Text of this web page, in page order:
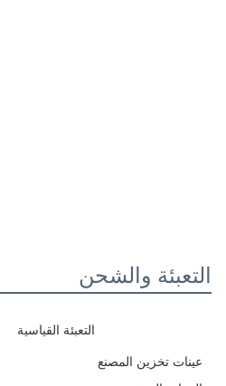
التعبئة والشحن
التعبئة القياسية
عينات تخزين المصنع